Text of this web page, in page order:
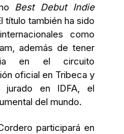
Best Debut Indie
título también ha sido
como
además de tener
en el circuito
oficial en Tribeca y
jurado en IDFA, el
del mundo.
participará en